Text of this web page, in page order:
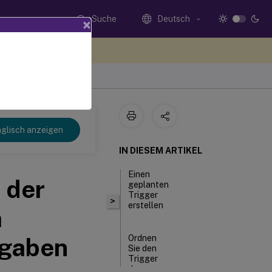
Suche Deutsch
anzeigen
der
>
IN DIESEM ARTIKEL
Einen
geplanten
Trigger
erstellen
Ordnen
Sie den
Trigger
der
×